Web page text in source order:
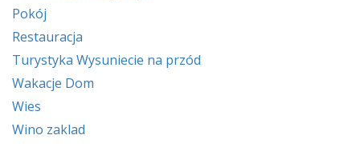
Pokój
Restauracja
Turystyka Wysuniecie na przód
Wakacje Dom
Wies
Wino zaklad